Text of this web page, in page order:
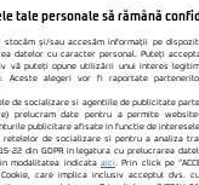
tale personale să rămână
stocăm și/sau accesăm informații pe
datelor cu caracter personal. Puteți
vă puteți opune utilizării unui interes
Aceste alegeri vor fi raportate
de socializare si agentiile de publicitate
prelucram date pentru a permite
publicitare afisate in functie de
de socializare si pentru a analiza
22 din GDPR in legatura cu prelucrarea
modalitatea indicata aici. Prin click pe
care implica inclusiv acceptul dvs.